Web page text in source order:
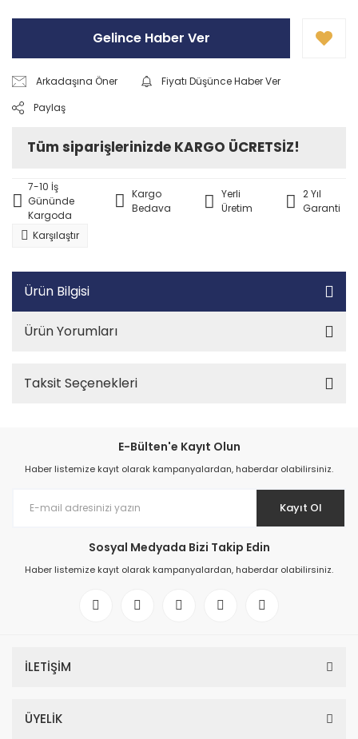
Gelince Haber Ver
Arkadaşına Öner
Fiyatı Düşünce Haber Ver
Paylaş
Tüm siparişlerinizde KARGO ÜCRETSİZ!
7-10 İş
Gününde
Kargoda
Kargo
Bedava
Yerli
Üretim
2 Yıl
Garanti
Karşılaştır
Ürün Bilgisi
Ürün Yorumları
Taksit Seçenekleri
E-Bülten'e Kayıt Olun
Haber listemize kayıt olarak kampanyalardan, haberdar olabilirsiniz.
Kayıt Ol
Sosyal Medyada Bizi Takip Edin
Haber listemize kayıt olarak kampanyalardan, haberdar olabilirsiniz.
İLETİŞİM
ÜYELİK